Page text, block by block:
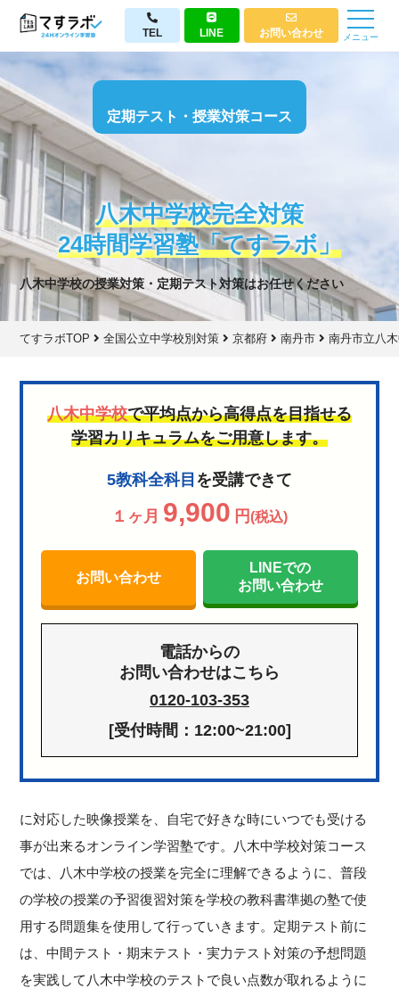
TEL LINE お問い合わせ メニュー
定期テスト・授業対策コース
八木中学校完全対策
24時間学習塾「てすラボ」
八木中学校の授業対策・定期テスト対策はお任せください
てすラボTOP 全国公立中学校別対策 京都府 南丹市 南丹市立八
八木中学校で平均点から高得点を目指せる
学習カリキュラムをご用意します。
5教科全科目 を受講できて
１ヶ月 9,900 円(税込)
お問い合わせ
LINEでの
お問い合わせ
電話からの
お問い合わせはこちら
0120-103-353
[受付時間：12:00~21:00]
に対応した映像授業を、自宅で好きな時にいつでも受ける
事が出来るオンライン学習塾です。八木中学校対策コース
では、八木中学校の授業を完全に理解できるように、普段
の学校の授業の予習復習対策を学校の教科書準拠の塾で使
用する問題集を使用して行っていきます。定期テスト前に
は、中間テスト・期末テスト・実力テスト対策の予想問題
を実践して八木中学校のテストで良い点数が取れるように